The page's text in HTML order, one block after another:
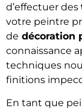
d’effectuer des
votre peintre
de décoration
connaissance
techniques
finitions
En tant que